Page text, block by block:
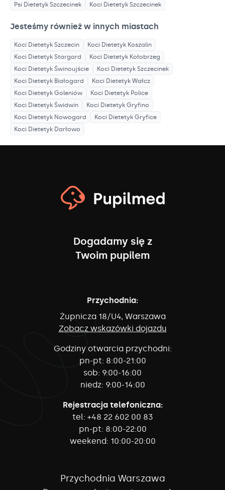
Psi Dietetyk Szczecinek Koci Dietetyk Szczecinek
Jesteśmy również w innych miastach
Koci Dietetyk Szczecin Koci Dietetyk Koszalin
Koci Dietetyk Stargard Koci Dietetyk Kołobrzeg
Koci Dietetyk Świnoujście Koci Dietetyk Szczecinek
Koci Dietetyk Białogard Koci Dietetyk Wałcz
Koci Dietetyk Goleniów Koci Dietetyk Police
Koci Dietetyk Świdwin Koci Dietetyk Gryfino
Koci Dietetyk Nowogard Koci Dietetyk Gryfice
Koci Dietetyk Darłowo
Dogadamy się z
Twoim pupilem
Przychodnia:
Żupnicza 18/U4, Warszawa
Zobacz wskazówki dojazdu
Godziny otwarcia przychodni:
pn-pt: 8:00-21:00
sob: 9:00-16:00
niedz: 9:00-14:00
Rejestracja telefoniczna:
tel: +48 22 602 00 83
pn-pt: 8:00-22:00
weekend: 10:00-20:00
Przychodnia Warszawa